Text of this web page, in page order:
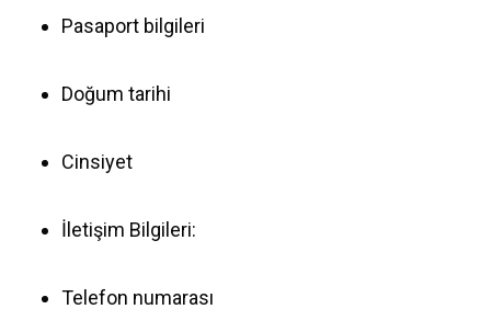
Pasaport bilgileri
Doğum tarihi
Cinsiyet
İletişim Bilgileri:
Telefon numarası